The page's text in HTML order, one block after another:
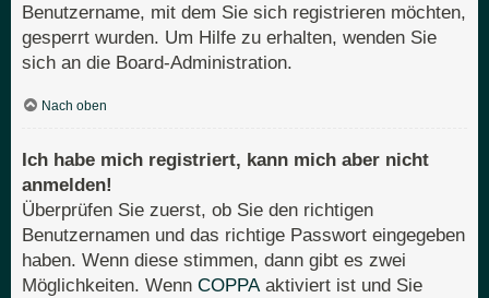
Benutzername, mit dem Sie sich registrieren möchten,
gesperrt wurden. Um Hilfe zu erhalten, wenden Sie
sich an die Board-Administration.
Nach oben
Ich habe mich registriert, kann mich aber nicht
anmelden!
Überprüfen Sie zuerst, ob Sie den richtigen
Benutzernamen und das richtige Passwort eingegeben
haben. Wenn diese stimmen, dann gibt es zwei
Möglichkeiten. Wenn COPPAaktiviert ist und Sie